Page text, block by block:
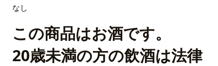
なし
この商品はお酒です。
20歳未満の方の飲酒は法律